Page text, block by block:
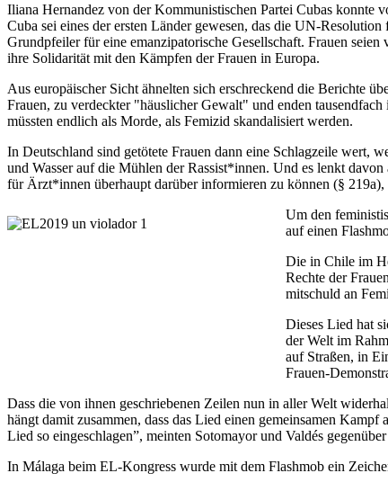
Iliana Hernandez von der Kommunistischen Partei Cubas konnte
Cuba sei eines der ersten Länder gewesen, das die UN-
Grundpfeiler für eine emanzipatorische Gesellschaft. Frauen
ihre Solidarität mit den Kämpfen der Frauen in Europa.
Aus europäischer Sicht ähnelten sich erschreckend die Berichte
Frauen, zu verdeckter "häuslicher Gewalt" und enden
müssten endlich als Morde, als Femizid skandalisiert werden.
In Deutschland sind getötete Frauen dann eine Schlagzeile wert,
und Wasser auf die Mühlen der Rassist*innen. Und es lenkt
für Ärzt*innen überhaupt darüber informieren zu können (§
Um den
auf einen
Die in Chile im
Rechte der
mitschuld an
Dieses Lied hat
der Welt im
auf Straßen, in
Frauen-
Dass die von ihnen geschriebenen Zeilen nun in aller Welt
hängt damit zusammen, dass das Lied einen gemeinsamen
Lied so eingeschlagen”, meinten Sotomayor und Valdés gegenüber
In Málaga beim EL-Kongress wurde mit dem Flashmob ein